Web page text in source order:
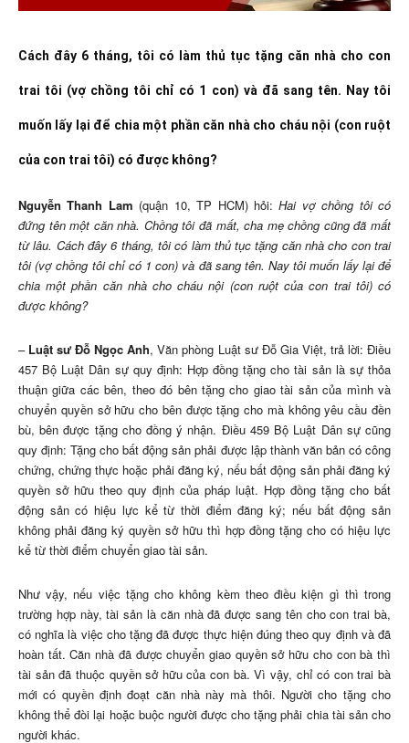
Cách đây 6 tháng, tôi có làm thủ tục tặng căn nhà cho con
trai tôi (vợ chồng tôi chỉ có 1 con) và đã sang tên. Nay tôi
muốn lấy lại để chia một phần căn nhà cho cháu nội (con ruột
của con trai tôi) có được không?
Nguyễn Thanh Lam (quận 10, TP HCM) hỏi:Hai vợ chồng tôi có
đứng tên một căn nhà. Chồng tôi đã mất, cha mẹ chồng cũng đã mất
từ lâu. Cách đây 6 tháng, tôi có làm thủ tục tặng căn nhà cho con trai
tôi (vợ chồng tôi chỉ có 1 con) và đã sang tên. Nay tôi muốn lấy lại để
chia một phần căn nhà cho cháu nội (con ruột của con trai tôi) có
được không?
– Luật sư Đỗ Ngọc Anh, Văn phòng Luật sư Đỗ Gia Việt, trả lời: Điều
457 Bộ Luật Dân sự quy định: Hợp đồng tặng cho tài sản là sự thỏa
thuận giữa các bên, theo đó bên tặng cho giao tài sản của mình và
chuyển quyền sở hữu cho bên được tặng cho mà không yêu cầu đền
bù, bên được tặng cho đồng ý nhận. Điều 459 Bộ Luật Dân sự cũng
quy định: Tặng cho bất động sản phải được lập thành văn bản có công
chứng, chứng thực hoặc phải đăng ký, nếu bất động sản phải đăng ký
quyền sở hữu theo quy định của pháp luật. Hợp đồng tặng cho bất
động sản có hiệu lực kể từ thời điểm đăng ký; nếu bất động sản
không phải đăng ký quyền sở hữu thì hợp đồng tặng cho có hiệu lực
kể từ thời điểm chuyển giao tài sản.
Như vậy, nếu việc tặng cho không kèm theo điều kiện gì thì trong
trường hợp này, tài sản là căn nhà đã được sang tên cho con trai bà,
có nghĩa là việc cho tặng đã được thực hiện đúng theo quy định và đã
hoàn tất. Căn nhà đã được chuyển giao quyền sở hữu cho con bà thì
tài sản đã thuộc quyền sở hữu của con bà. Vì vậy, chỉ có con trai bà
mới có quyền định đoạt căn nhà này mà thôi. Người cho tặng cho
không thể đòi lại hoặc buộc người được cho tặng phải chia tài sản cho
người khác.